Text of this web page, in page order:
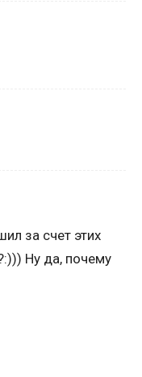
за счет этих
Ну да, почему